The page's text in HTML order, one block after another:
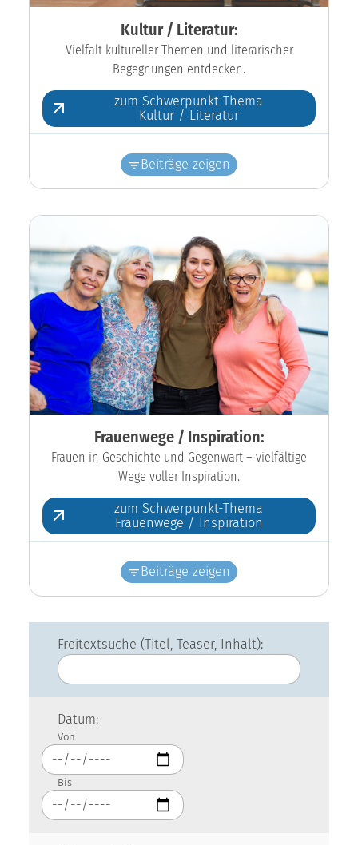
Kultur / Literatur:
Vielfalt kultureller Themen und literarischer
Begegnungen entdecken.
zum Schwerpunkt-Thema
Kultur / Literatur
Beiträge zeigen
Frauenwege / Inspiration:
Frauen in Geschichte und Gegenwart – vielfältige
Wege voller Inspiration.
zum Schwerpunkt-Thema
Frauenwege / Inspiration
Beiträge zeigen
Freitextsuche (Titel, Teaser, Inhalt):
Datum:
Von
Bis